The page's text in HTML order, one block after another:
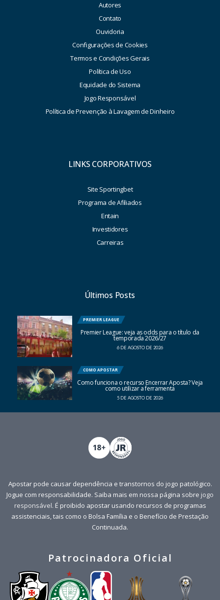
Autores
Contato
Ouvidoria
Configurações de Cookies
Termos e Condições Gerais
Política de Uso
Equidade do Sistema
Jogo Responsável
Política de Prevenção à Lavagem de Dinheiro
LINKS CORPORATIVOS
Site Sportingbet
Programa de Afiliados
Entain
Investidores
Carreiras
Últimos Posts
PREMIER LEAGUE
Premier League: veja as odds para o título da
temporada 2026/27
6 DE AGOSTO DE 2026
COMO APOSTAR
Como funciona o recurso Encerrar Aposta? Veja
como utilizar a ferramenta
5 DE AGOSTO DE 2026
Apostar pode causar dependência e transtornos do jogo patológico.
Jogue com responsabilidade. Saiba mais em nossa página sobre jogo
responsável. É proibido apostar usando recursos de programas
assistenciais, tais como o Bolsa Família e o Benefício de Prestação
Continuada.
Patrocinadora Oficial